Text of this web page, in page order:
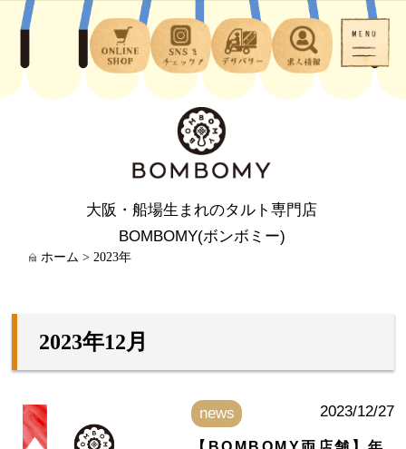
大阪・船場生まれのタルト専門店
BOMBOMY(ボンボミー)
ホーム > 2023年
2023年12月
news 2023/12/27